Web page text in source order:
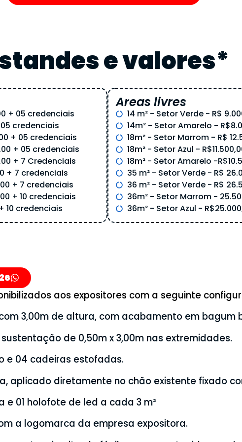
e valores*
+ 05 credenciais
credenciais
+ 05 credenciais
+ 05 credenciais
+ 7 Credenciais
+ 7 credenciais
+ 7 credenciais
+ 10 credenciais
10 credenciais
Areas livres
14 m² - Setor Verde - R$
14m² - Setor Amarelo -
18m² - Setor Marrom - R$
18m² - Setor Azul -
18m² - Setor Amarelo -
35 m² - Setor Verde - R$
36 m² - Setor Verde - R$
36m² - Setor Marrom -
36m² - Setor Azul -
aos expositores com a seguinte
3,00m de altura, com acabamento em bagum
de 0,50m x 3,00m nas extremidades.
e 04 cadeiras estofadas.
aplicado diretamente no chão existente fixado
01 holofote de led a cada 3 m²
a logomarca da empresa expositora.